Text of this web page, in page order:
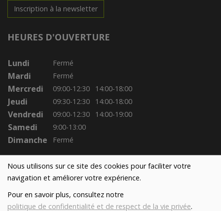
Nous utilisons sur ce site des cookies pour faciliter votre
navigation et améliorer votre expérience.
Pour en savoir plus, consultez notre
politique de confidentialité et de respect de la vie privée.
Inscription à la newsletter
HEURES D'OUVERTURE
Lundi Fermé
Mardi Fermé
Mercredi 09:00-12:30 14:00-18:00
Jeudi 09:30-12:30 14:00-18:00
Vendredi 09:00-12:30 14:00-19:00
Samedi 9:00-13:00
Dimanche Fermé